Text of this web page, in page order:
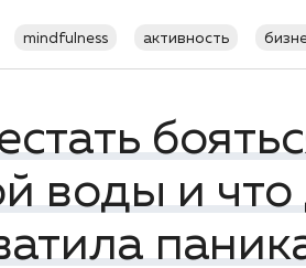
mindfulness активность
старты технологии
воды и что